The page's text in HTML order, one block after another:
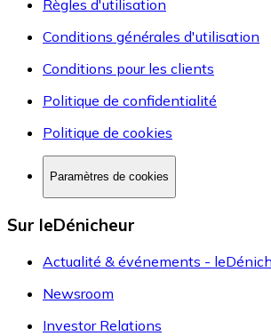
Règles d'utilisation
Conditions générales d'utilisation
Conditions pour les clients
Politique de confidentialité
Politique de cookies
Paramètres de cookies
Sur leDénicheur
Actualité & événements -
Newsroom
Investor Relations